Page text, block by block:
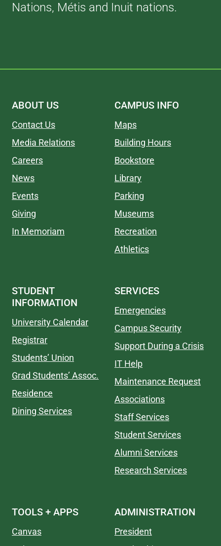
Nations, Métis and Inuit nations.
ABOUT US
Contact Us
Media Relations
Careers
News
Events
Giving
In Memoriam
CAMPUS INFO
Maps
Building Hours
Bookstore
Library
Parking
Museums
Recreation
Athletics
STUDENT
INFORMATION
University Calendar
Registrar
Students’ Union
Grad Students’ Assoc.
Residence
Dining Services
SERVICES
Emergencies
Campus Security
Support During a Crisis
IT Help
Maintenance Request
Associations
Staff Services
Student Services
Alumni Services
Research Services
TOOLS + APPS
Canvas
ADMINISTRATION
President